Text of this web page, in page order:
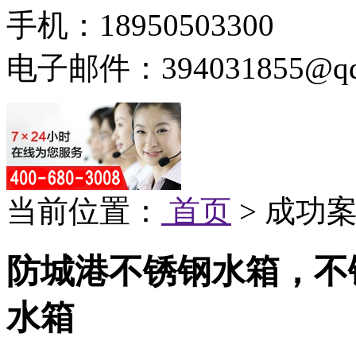
手机：18950503300
电子邮件：
当前位置： 首页 > 成功
防城港不锈钢水箱，
水箱